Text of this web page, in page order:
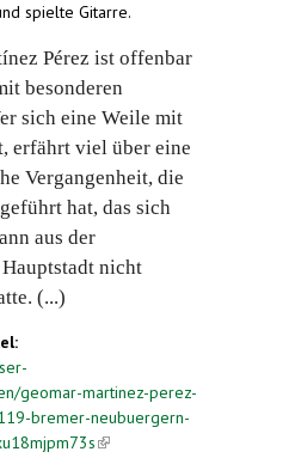
spielte Gitarre.
Pérez ist offenbar
besonderen
sich eine Weile mit
erfährt viel über eine
Vergangenheit, die
hat, das sich
aus der
nicht
(...)
geomar-martinez-perez-
bremer-neubuergern-
(link is